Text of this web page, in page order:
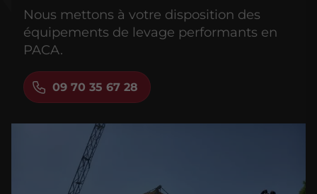
Nous mettons à votre disposition des
équipements de levage performants en
PACA.
09 70 35 67 28